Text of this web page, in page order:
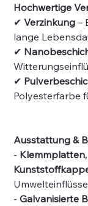
Hochwertige
✔Verzinkung –
lange
✔
✔
Polyesterfarbe
Ausstattung &
-
-Galvanisierte